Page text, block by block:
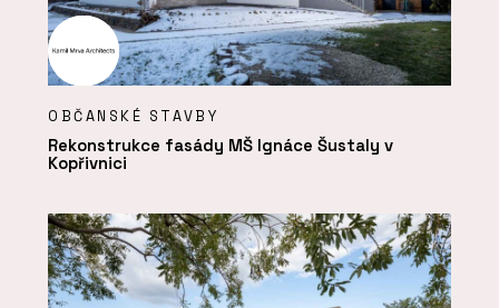
OBČANSKÉ STAVBY
Rekonstrukce fasády MŠ Ignáce Šustaly v
Kopřivnici